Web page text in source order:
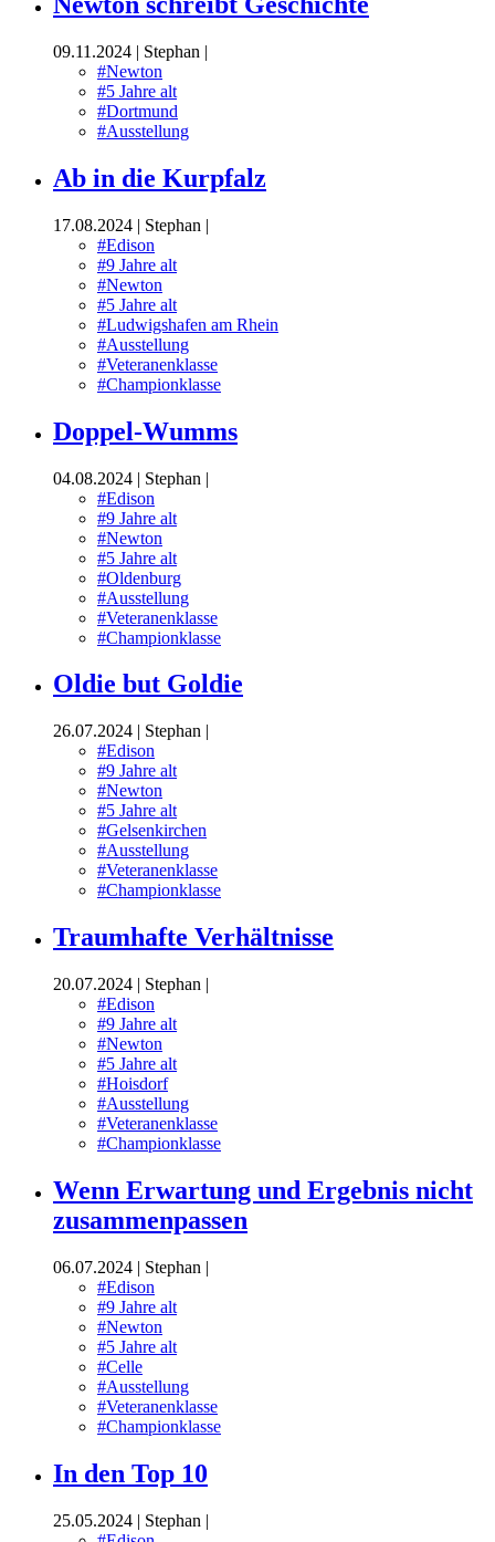
09.11.2024 | Stephan |
#Newton
#5 Jahre alt
#Dortmund
#Ausstellung
Ab in die Kurpfalz
17.08.2024 | Stephan |
#Edison
#9 Jahre alt
#Newton
#5 Jahre alt
#Ludwigshafen am Rhein
#Ausstellung
#Veteranenklasse
#Championklasse
Doppel-Wumms
04.08.2024 | Stephan |
#Edison
#9 Jahre alt
#Newton
#5 Jahre alt
#Oldenburg
#Ausstellung
#Veteranenklasse
#Championklasse
Oldie but Goldie
26.07.2024 | Stephan |
#Edison
#9 Jahre alt
#Newton
#5 Jahre alt
#Gelsenkirchen
#Ausstellung
#Veteranenklasse
#Championklasse
Traumhafte Verhältnisse
20.07.2024 | Stephan |
#Edison
#9 Jahre alt
#Newton
#5 Jahre alt
#Hoisdorf
#Ausstellung
#Veteranenklasse
#Championklasse
Wenn Erwartung und Ergebnis nicht
zusammenpassen
06.07.2024 | Stephan |
#Edison
#9 Jahre alt
#Newton
#5 Jahre alt
#Celle
#Ausstellung
#Veteranenklasse
#Championklasse
In den Top 10
25.05.2024 | Stephan |